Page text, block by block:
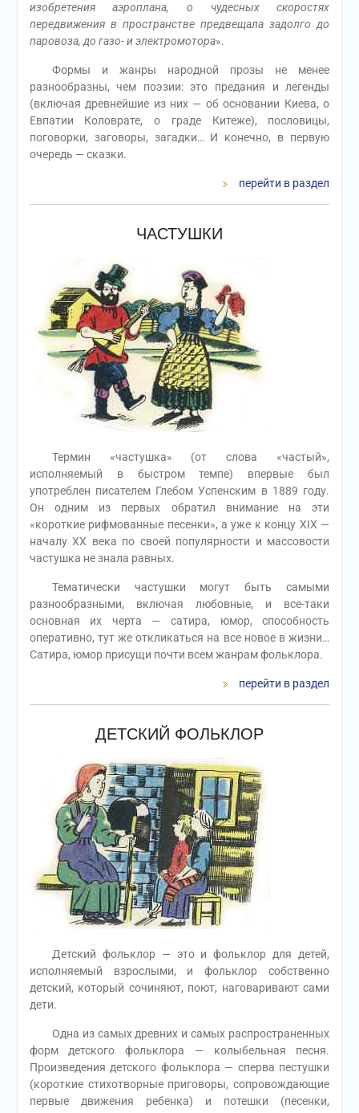
изобретения аэроплана, о чудесных скоростях
передвижения в пространстве предвещала задолго до
паровоза, до газо- и электромотора».
Формы и жанры народной прозы не менее
разнообразны, чем поэзии: это предания и легенды
(включая древнейшие из них — об основании Киева, о
Евпатии Коловрате, о граде Китеже), пословицы,
поговорки, заговоры, загадки… И конечно, в первую
очередь — сказки.
перейти в раздел
ЧАСТУШКИ
Термин «частушка» (от слова «частый»,
исполняемый в быстром темпе) впервые был
употреблен писателем Глебом Успенским в 1889 году.
Он одним из первых обратил внимание на эти
«короткие рифмованные песенки», а уже к концу XIX —
началу XX века по своей популярности и массовости
частушка не знала равных.
Тематически частушки могут быть самыми
разнообразными, включая любовные, и все-таки
основная их черта — сатира, юмор, способность
оперативно, тут же откликаться на все новое в жизни…
Сатира, юмор присущи почти всем жанрам фольклора.
перейти в раздел
ДЕТСКИЙ ФОЛЬКЛОР
Детский фольклор — это и фольклор для детей,
исполняемый взрослыми, и фольклор собственно
детский, который сочиняют, поют, наговаривают сами
дети.
Одна из самых древних и самых распространенных
форм детского фольклора — колыбельная песня.
Произведения детского фольклора — сперва пестушки
(короткие стихотворные приговоры, сопровождающие
первые движения ребенка) и потешки (песенки,